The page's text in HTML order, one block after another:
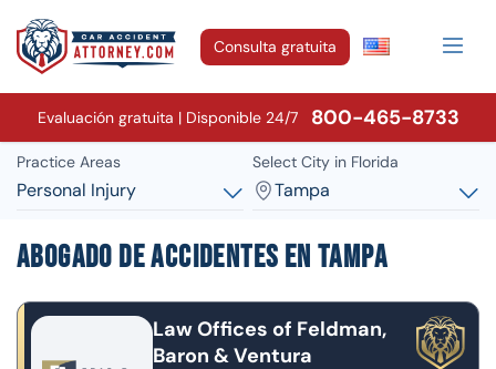
Consulta gratuita
Evaluación gratuita | Disponible 24/7 800-465-8733
Practice Areas
Personal Injury
Select City in Florida
Tampa
Abogado de Accidentes en Tampa
Law Offices of Feldman,
Baron & Ventura